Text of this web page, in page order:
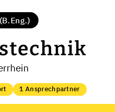
1 Ansprechpartner